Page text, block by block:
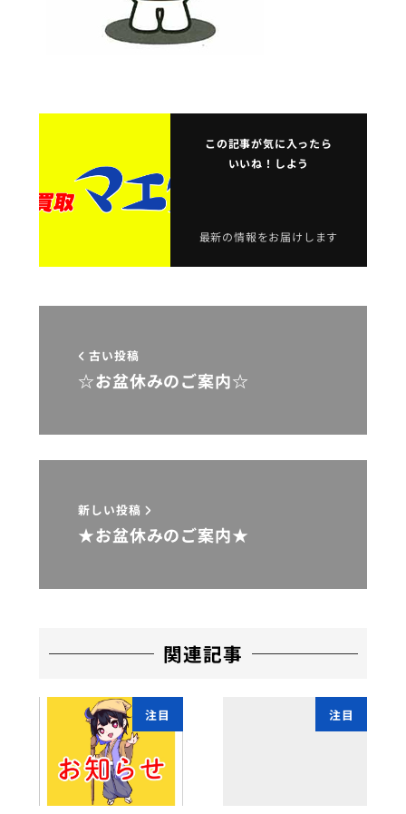
この記事が気に入ったら
いいね！しよう
最新の情報をお届けします
古い投稿
☆お盆休みのご案内☆
新しい投稿
★お盆休みのご案内★
関連記事
注目 注目